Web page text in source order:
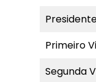
Primeiro
Segunda